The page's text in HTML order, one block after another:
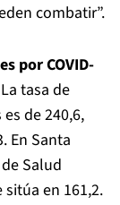
combatir”.
por COVID-
tasa de
de 240,6,
En Santa
Salud
en 161,2.